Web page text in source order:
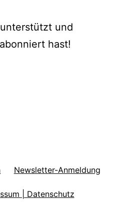
und
hast!
Newsletter-Anmeldung
| Datenschutz